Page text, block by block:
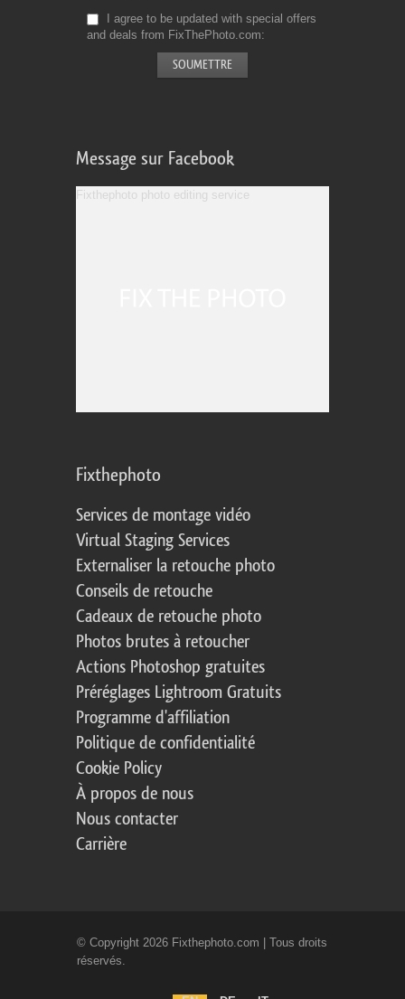
I agree to be updated with special offers
and deals from FixThePhoto.com
Message sur Facebook
Fixthephoto
Services de montage vidéo
Virtual Staging Services
Externaliser la retouche photo
Conseils de retouche
Cadeaux de retouche photo
Photos brutes à retoucher
Actions Photoshop gratuites
Préréglages Lightroom Gratuits
Programme d'affiliation
Politique de confidentialité
Cookie Policy
À propos de nous
Nous contacter
Carrière
© Copyright 2026 Fixthephoto.com | Tous droits
réservés.